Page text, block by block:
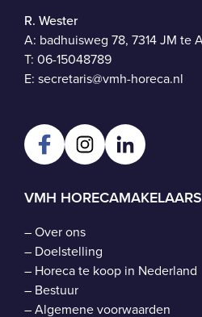
R. Wester
A: badhuisweg 78, 7314 JM te
T: 06-15048789
E: secretaris@vmh-horeca.nl
VMH HORECAMAKELAARS
–Over ons
– Doelstelling
– Horeca te koop in Nederland
– Bestuur
–Algemene voorwaarden